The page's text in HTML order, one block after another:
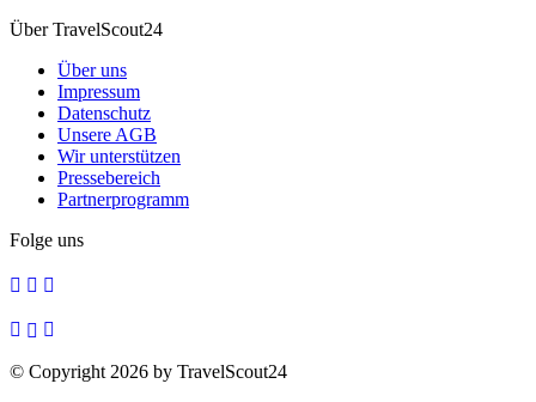
Über TravelScout24
Über uns
Impressum
Datenschutz
Unsere AGB
Wir unterstützen
Pressebereich
Partnerprogramm
Folge uns
© Copyright 2026 by TravelScout24